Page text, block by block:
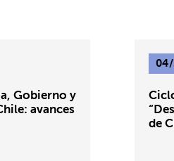
Gobierno y
avances
de